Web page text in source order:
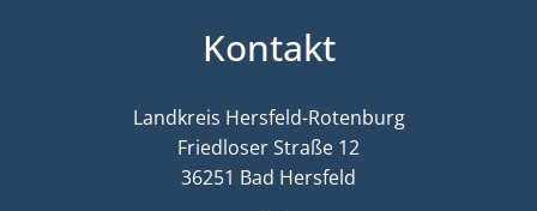
Kontakt
Landkreis Hersfeld-Rotenburg
Friedloser Straße 12
36251 Bad Hersfeld